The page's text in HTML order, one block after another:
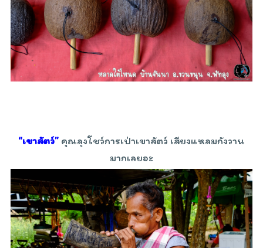
“เขาสัตว์” คุณลุงโชว์การเป่าเขาสัตว์ เสียงแหลมกังวาน
มากเลยอะ